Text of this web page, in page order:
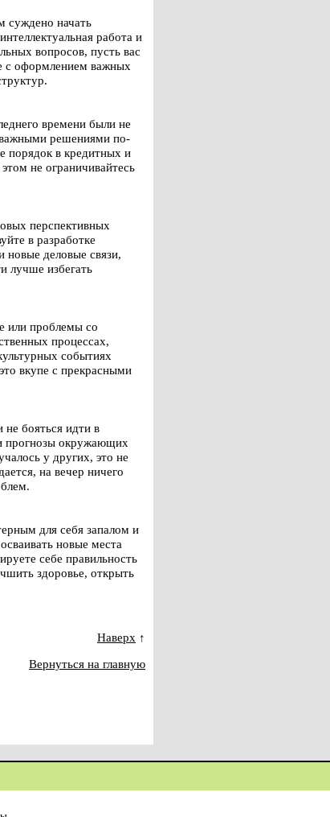
суждено начать
работа и
вопросов, пусть вас
с оформлением важных
времени были не
важными решениями по-
порядок в кредитных и
не ограничивайтесь
перспективных
в разработке
новые деловые связи,
лучше избегать
или проблемы со
процессах,
событиях
вкупе с прекрасными
бояться идти в
прогнозы окружающих
у других, это не
на вечер ничего
для себя запалом и
новые места
себе правильность
здоровье, открыть
Наверх ↑
Вернуться на главную